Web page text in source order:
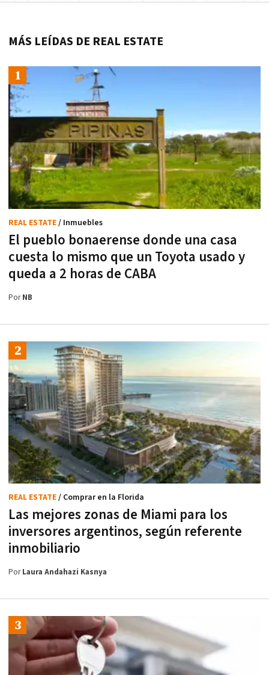
MÁS LEÍDAS DE REAL ESTATE
El pueblo bonaerense donde una casa
cuesta lo mismo que un Toyota usado y
queda a 2 horas de CABA
REAL ESTATE/ Inmuebles
PorNB
Las mejores zonas de Miami para los
inversores argentinos, según referente
inmobiliario
REAL ESTATE/ Comprar en la Florida
PorLaura Andahazi Kasnya